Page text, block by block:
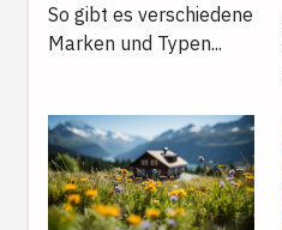
So gibt es verschiedene
Marken und Typen...